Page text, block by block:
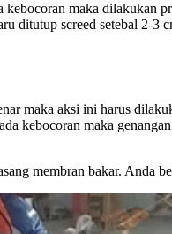
maka dilakukan
ditutup screed setebal 2-
maka aksi ini harus
kebocoran maka
membran bakar. Anda